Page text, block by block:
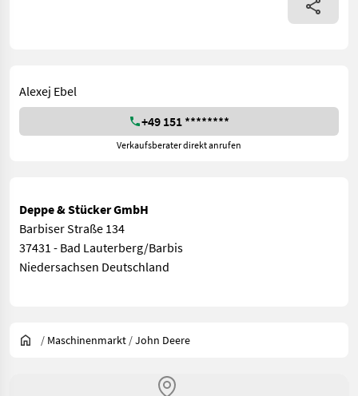
Alexej Ebel
+49 151 ********
Verkaufsberater direkt anrufen
Deppe & Stücker GmbH
Barbiser Straße 134
37431 - Bad Lauterberg/Barbis
Niedersachsen Deutschland
/ Maschinenmarkt /John Deere